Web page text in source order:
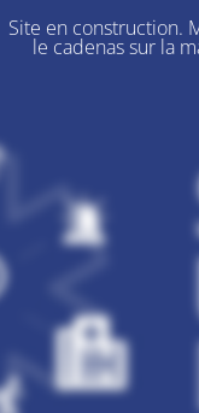
Site en construction.
le cadenas sur la